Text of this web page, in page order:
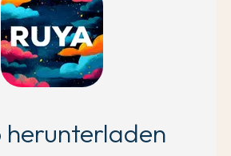
herunterladen